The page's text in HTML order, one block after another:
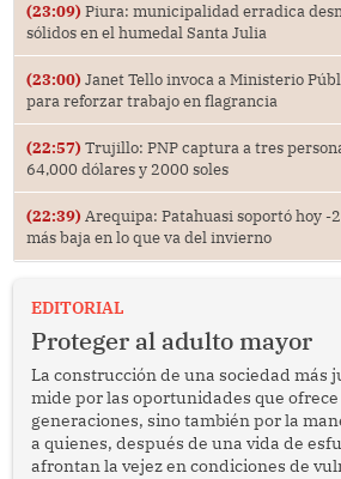
(23:09) Piura: municipalidad erradica
sólidos en el humedal Santa Julia
(23:00) Janet Tello invoca a Ministerio
para reforzar trabajo en flagrancia
(22:57) Trujillo: PNP captura a tres
64,000 dólares y 2000 soles
(22:39) Arequipa: Patahuasi soportó hoy -
más baja en lo que va del invierno
EDITORIAL
Proteger al adulto mayor
La construcción de una sociedad más
mide por las oportunidades que ofrece
generaciones, sino también por la
a quienes, después de una vida de
afrontan la vejez en condiciones de